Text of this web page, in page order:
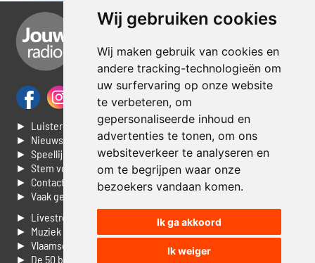
Wij gebruiken cookies
Wij maken gebruik van cookies en
andere tracking-technologieën om
uw surfervaring op onze website
te verbeteren, om
gepersonaliseerde inhoud en
advertenties te tonen, om ons
websiteverkeer te analyseren en
om te begrijpen waar onze
bezoekers vandaan komen.
Ik ga akkoord
Ik weiger
► Luisteren naar Jouwradio
► Nieuws
► Speellijst
► Stem voor de Dag top 3
► Contacteer ons
► Vaak gestelde vragen
► Livestream informatie
► Muziek opzoeken
► Vlaamse 100 Aller tijden
► De 50 beste van...